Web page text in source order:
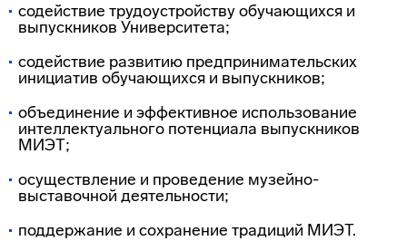
содействие трудоустройству обучающихся и
выпускников Университета;
содействие развитию предпринимательских
инициатив обучающихся и выпускников;
объединение и эффективное использование
интеллектуального потенциала выпускников
МИЭТ;
осуществление и проведение музейно-
выставочной деятельности;
поддержание и сохранение традиций МИЭТ.